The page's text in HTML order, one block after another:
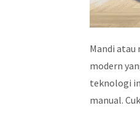
Mandi atau
modern
teknologi
manual.